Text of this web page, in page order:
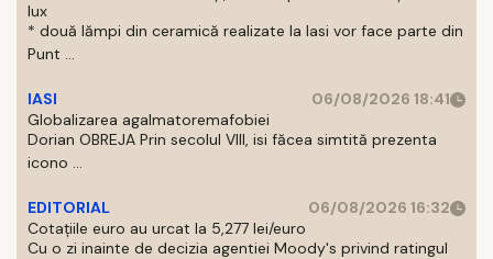
lux
* două lămpi din ceramică realizate la Iasi vor face parte din
Punt ...
IASI
06/08/2026 18:41
Globalizarea agalmatoremafobiei
Dorian OBREJA Prin secolul VIII, isi făcea simtită prezenta
icono ...
EDITORIAL
06/08/2026 16:32
Cotațiile euro au urcat la 5,277 lei/euro
Cu o zi inainte de decizia agentiei Moody's privind ratingul